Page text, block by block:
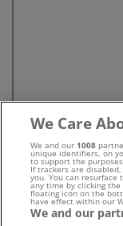
We Care
We and our 1008
unique identifiers, on
to support the
If trackers are
you. You can
any time by clicking
floating icon on the
have effect within our
We and our